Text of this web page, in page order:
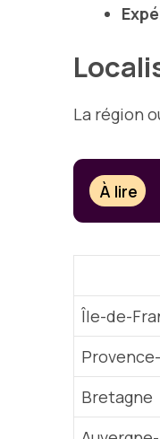
La région
À lire
Île-de-
Bretagne